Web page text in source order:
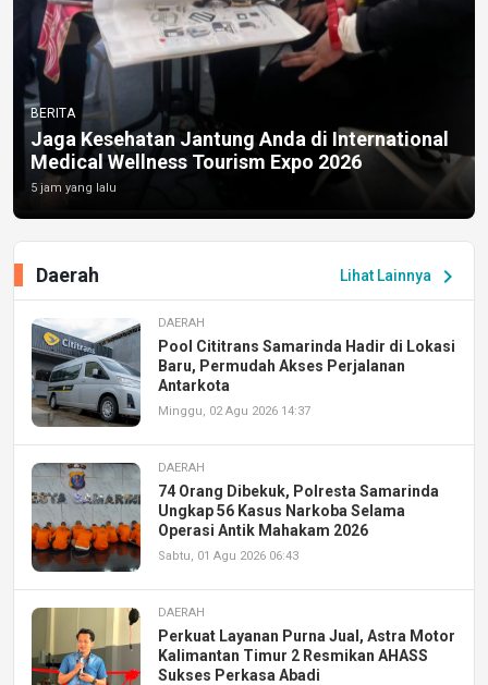
BERITA
Jaga Kesehatan Jantung Anda di International
Medical Wellness Tourism Expo 2026
5 jam yang lalu
Lihat Lainnya chevron_right
Daerah
DAERAH
Pool Cititrans Samarinda Hadir di Lokasi
Baru, Permudah Akses Perjalanan
Antarkota
Minggu, 02 Agu 2026 14:37
DAERAH
74 Orang Dibekuk, Polresta Samarinda
Ungkap 56 Kasus Narkoba Selama
Operasi Antik Mahakam 2026
Sabtu, 01 Agu 2026 06:43
DAERAH
Perkuat Layanan Purna Jual, Astra Motor
Kalimantan Timur 2 Resmikan AHASS
Sukses Perkasa Abadi